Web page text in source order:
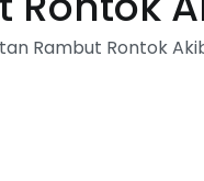
Rambut Rontok